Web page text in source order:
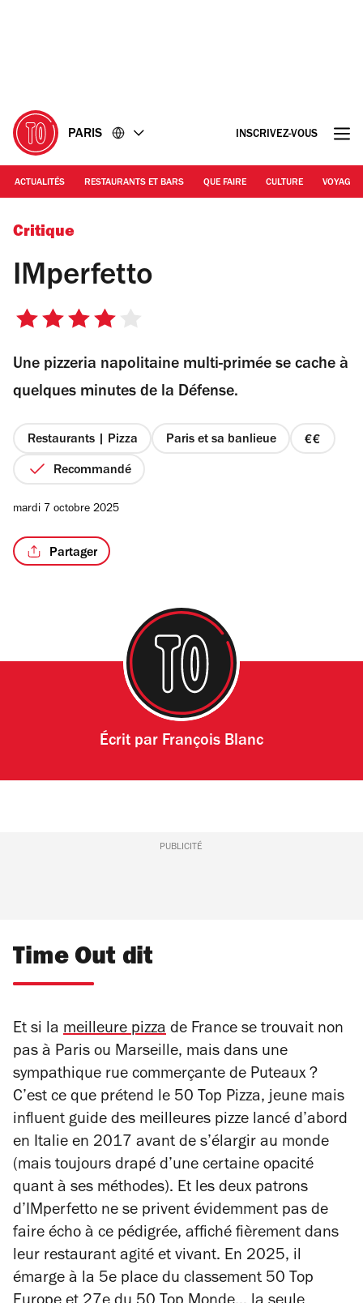
PARIS INSCRIVEZ-VOUS
ACTUALITÉS RESTAURANTS ET BARS QUE FAIRE CULTURE VOYAGE
© IMperfetto
Critique
IMperfetto
4
5
étoiles
Une pizzeria napolitaine multi-primée se cache à
quelques minutes de la Défense.
Restaurants | Pizza Paris et sa banlieue
prix
Recommandé
mardi 7 octobre 2025
Partager
Écrit par François Blanc
PUBLICITÉ
Time Out dit
Et si la meilleure pizza de France se trouvait non
pas à Paris ou Marseille, mais dans une
sympathique rue commerçante de Puteaux ?
C’est ce que prétend le 50 Top Pizza, jeune mais
influent guide des meilleures pizze lancé d’abord
en Italie en 2017 avant de s’élargir au monde
(mais toujours drapé d’une certaine opacité
quant à ses méthodes). Et les deux patrons
d’IMperfetto ne se privent évidemment pas de
faire écho à ce pédigrée, affiché fièrement dans
leur restaurant agité et vivant. En 2025, il
émarge à la 5e place du classement 50 Top